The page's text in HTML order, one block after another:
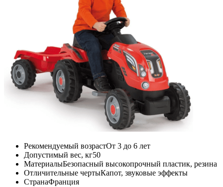
Рекомендуемый возрастОт 3 до 6 лет
Допустимый вес, кг50
МатериалыБезопасный высокопрочный пластик, резина
Отличительные чертыКапот, звуковые эффекты
СтранаФранция